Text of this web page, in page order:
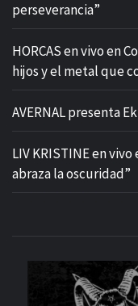
perseverancia”
HORCAS en vivo en
hijos y el metal que
AVERNAL presenta
LIV KRISTINE en
abraza la oscuridad”